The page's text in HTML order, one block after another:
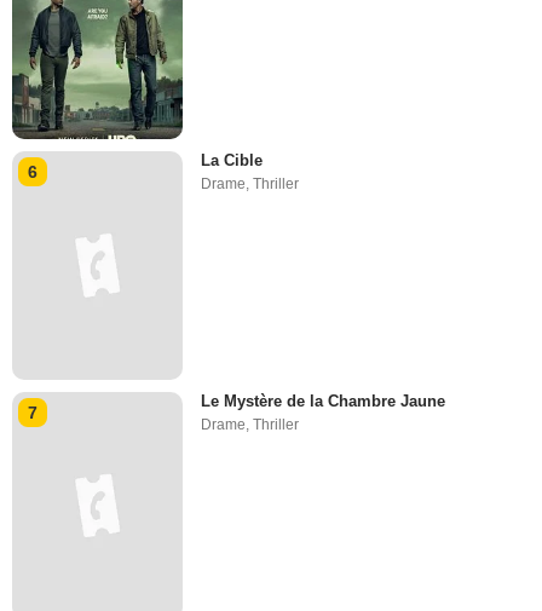
6
La Cible
Drame,Thriller
7
Le Mystère de la Chambre Jaune
Drame ,Thriller